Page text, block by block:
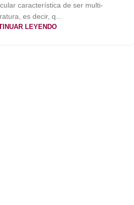
característica de ser multi-
es decir, q...
LEYENDO